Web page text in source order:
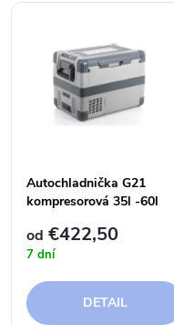
o
v
u
v
chladením.Tento chladiaci
vybavený vysoko kvalitnou
izoláciou a...
Autochladnička G21
kompresorová 35l -60l
od €422,50
7 dní
DETAIL